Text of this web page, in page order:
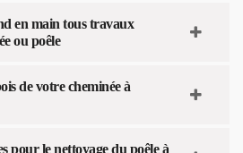
en main tous travaux
ou poêle
de votre cheminée à
pour le nettoyage du poêle à